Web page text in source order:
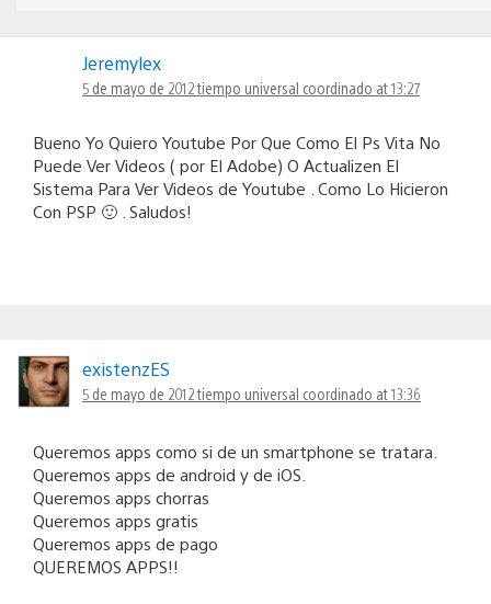
Jeremylex
5 de mayo de 2012 tiempo universal coordinado at 13:27
Bueno Yo Quiero Youtube Por Que Como El Ps Vita No
Puede Ver Videos ( por El Adobe) O Actualizen El
Sistema Para Ver Videos de Youtube . Como Lo Hicieron
Con PSP 🙂 . Saludos!
existenzES
5 de mayo de 2012 tiempo universal coordinado at 13:36
Queremos apps como si de un smartphone se tratara.
Queremos apps de android y de iOS.
Queremos apps chorras
Queremos apps gratis
Queremos apps de pago
QUEREMOS APPS!!